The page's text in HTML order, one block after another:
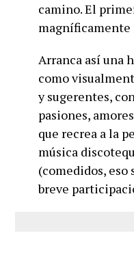
camino. El
magníficamente
Arranca así una
como
y sugerentes,
pasiones,
que recrea a la
música
(comedidos,
breve